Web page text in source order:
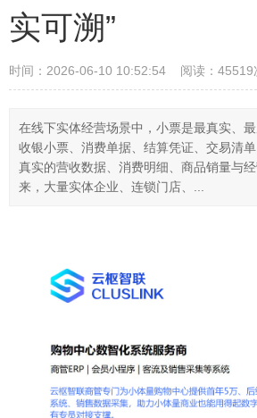
实可溯”
时间：2026-06-10 10:52:54 阅读：45519
在线下实体经营场景中，小票是最真实、
收银小票、消费单据、结算凭证、交易清
真实的营收数据、消费明细、商品销量与
来，大量实体企业、连锁门店、...